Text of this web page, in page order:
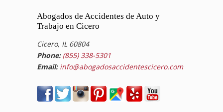
Abogados de Accidentes de Auto y
Trabajo en Cicero
Cicero, IL 60804
Phone: (855) 338-5301
Email: info@abogadosaccidentescicero.com